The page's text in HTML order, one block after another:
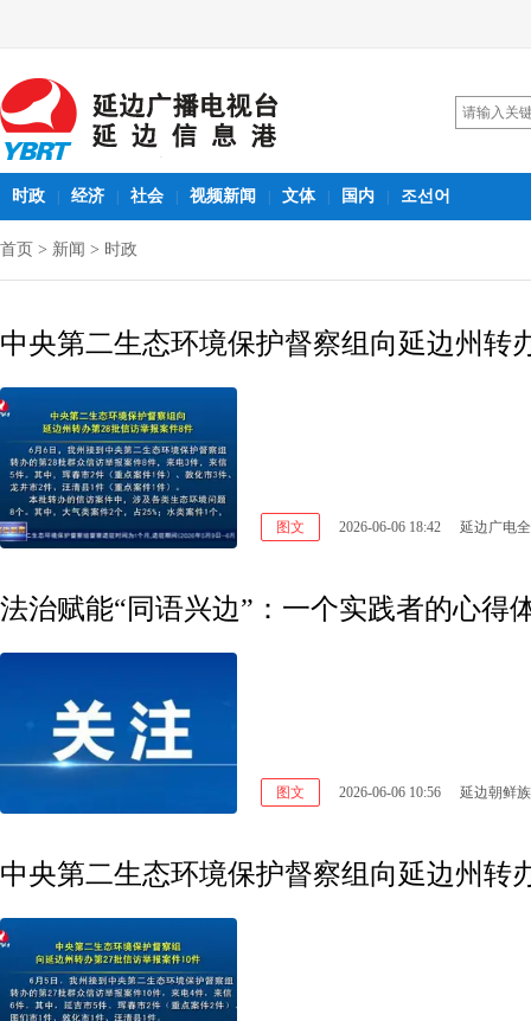
时政 经济 社会 视频新闻 文体 国内 조선어
首页 > 新闻 > 时政
中央第二生态环境保护督察组向延边州转
图文 2026-06-06 18:42 延边广电
法治赋能“同语兴边”：一个实践者的心得
图文 2026-06-06 10:56 延边朝鲜
中央第二生态环境保护督察组向延边州转